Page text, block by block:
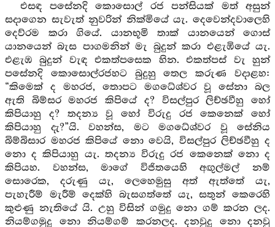
එසඳ පසේනදි කොසොල් රජ පන්සියක් මත් අසුන්
සදාගෙන සැවැත් නුවරින් නික්මියේ යැ. දෙවෙන්දවාලෙහි
දෙව්රම කරා ගියේ. යානභූමි තාක් යානයෙන් ගොස්
යානයෙන් බැස පාගමනින් මැ බුදුන් කරා එළැඹියේ යැ.
එළැඹ බුදුන් වැඳ එකත්පසෙක හින. එකත්පස් වැ හුන්
පසේනදි කොසොල්රජහට බුදුහු තෙල කරුණ වදාළහ:
“කිමෙක් ද මහරජ, තොපට මගධේශ්වර වූ සේනා බල
ඇති බිම්සර මහරජ කිපියේ ද? විසල්පුර ලිච්ඡවීහු හෝ
කිපියාහු ද? තදන්‍ය වූ හෝ විරුදු රජ කෙනෙක් හෝ
කිපියාහු දැ?”යි. වහන්ස, මට මගධේශ්වර වූ සේනිය
බිම්බිසාර මහරජ කිපියේ නො වෙයි, විසල්පුර ලිච්ඡවීහු ද
නො ද කිපියාහු යැ. තදන්‍ය විරුදු රජ කෙනෙක් නො ද
කිපියහ. වහන්ස, මාගේ විජිතයෙහි අඟුල්මල් නම්
සොරෙක, දරුණු යැ, ලෙහෙමුසු අත් ඇත්තේ යැ,
පැහැරීම් මැරීම් දෙක්හි බැසගත්තේ යැ, සතුන් කෙරෙහි
කුළුණු නැතියේ යි. උහු විසින් ගමුදු නො ගම් කරන ලද.
නියම්ගමුදු නො නියම්ගම් කරනලද. දනවුදු නො දනවු